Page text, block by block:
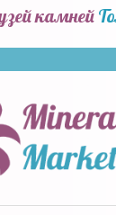
камней